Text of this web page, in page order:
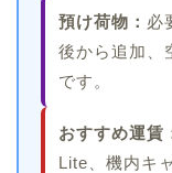
預け荷物： 必
後から追加、
です。
おすすめ運賃
Lite、機内キ